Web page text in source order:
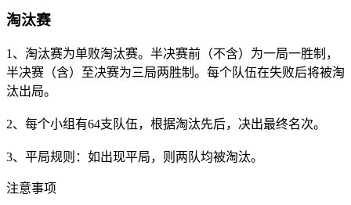
淘汰赛
1、淘汰赛为单败淘汰赛。半决赛前（不含）为一局一胜制，
半决赛（含）至决赛为三局两胜制。每个队伍在失败后将被淘
汰出局。
2、每个小组有64支队伍，根据淘汰先后，决出最终名次。
3、平局规则：如出现平局，则两队均被淘汰。
注意事项